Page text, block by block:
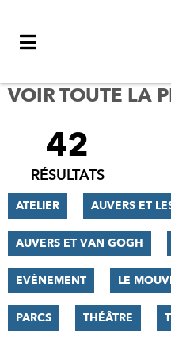
VOIR TOUTE LA
FILTRER
RÉSULTATS
42
RÉSULTATS
ATELIER AUVERS ET
AUVERS ET VAN GOGH
EVÈNEMENT LE
PARCS THÉÂTRE